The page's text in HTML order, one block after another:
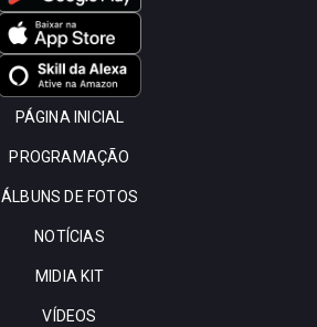
PÁGINA INICIAL
PROGRAMAÇÃO
ÁLBUNS DE FOTOS
NOTÍCIAS
MIDIA KIT
VÍDEOS